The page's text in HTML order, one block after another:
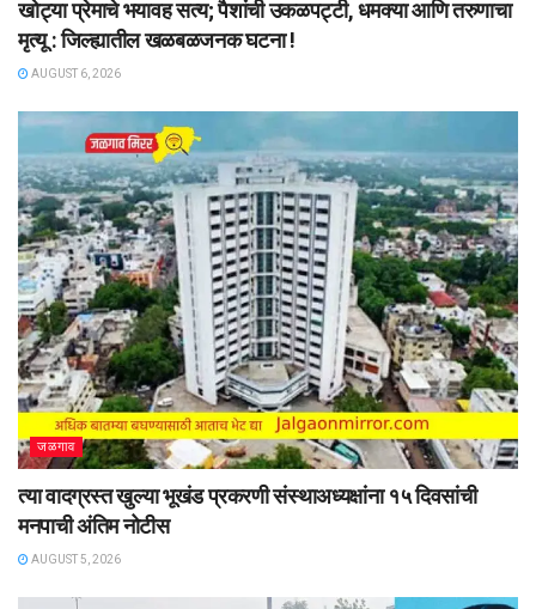
खोट्या प्रेमाचे भयावह सत्य; पैशांची उकळपट्टी, धमक्या आणि तरुणाचा
मृत्यू : जिल्ह्यातील खळबळजनक घटना !
AUGUST 6, 2026
जळगाव
त्या वादग्रस्त खुल्या भूखंड प्रकरणी संस्थाअध्यक्षांना १५ दिवसांची
मनपाची अंतिम नोटीस
AUGUST 5, 2026